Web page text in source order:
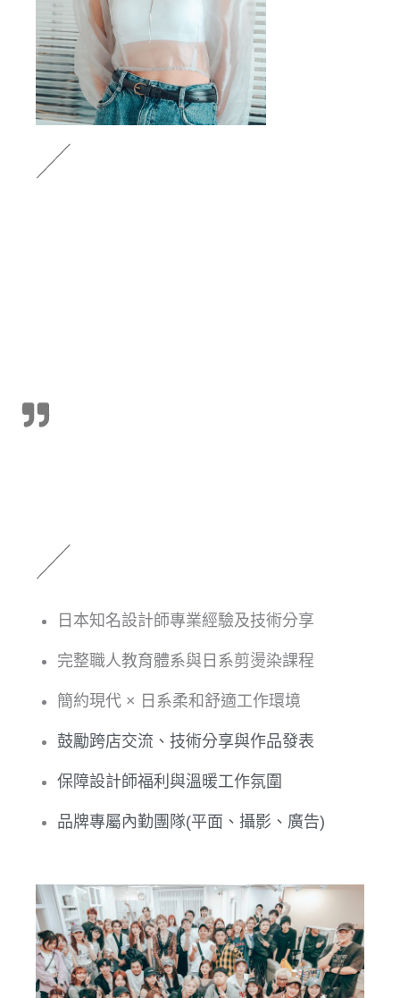
日本知名設計師專業經驗及技術分享
完整職人教育體系與日系剪燙染課程
簡約現代 × 日系柔和舒適工作環境
鼓勵跨店交流、技術分享與作品發表
保障設計師福利與溫暖工作氛圍
品牌專屬內勤團隊(平面、攝影、廣告)